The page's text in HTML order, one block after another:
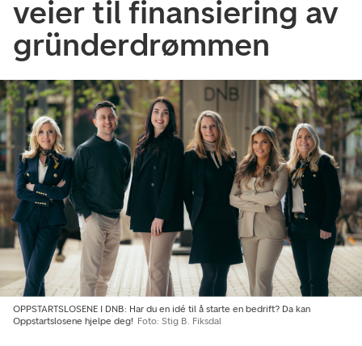
veier til finansiering av
gründerdrømmen
OPPSTARTSLOSENE I DNB: Har du en idé til å starte en bedrift? Da kan
Oppstartslosene hjelpe deg! Foto: Stig B. Fiksdal